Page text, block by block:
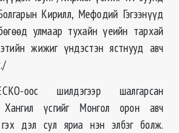
Кирилл, Мефодий Гэгээнүүд
улмаар тухайн үеийн тархай
жижиг үндэстэн ястнууд авч
оос шилдэгээр шалгарсан
Хангил үсгийг Монгол орон авч
гэх дэл сул яриа нэн элбэг болж.